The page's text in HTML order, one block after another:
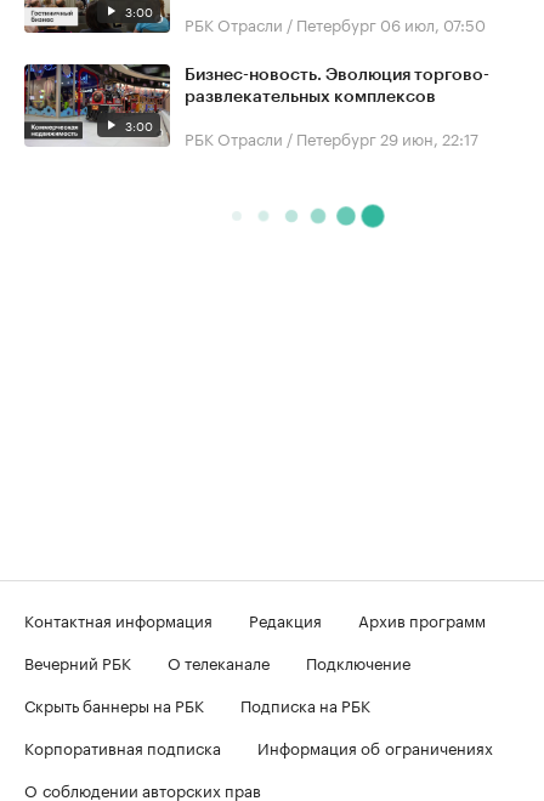
3:00 РБК Отрасли / Петербург 06 июл, 07:50
3:00
Бизнес-новость. Эволюция торгово-
развлекательных комплексов
РБК Отрасли / Петербург 29 июн, 22:17
Контактная информация Редакция
Архив программ
Вечерний РБК
О телеканале
Подключение
Скрыть баннеры на РБК
Подписка на РБК
Корпоративная подписка
Информация об ограничениях
О соблюдении авторских прав